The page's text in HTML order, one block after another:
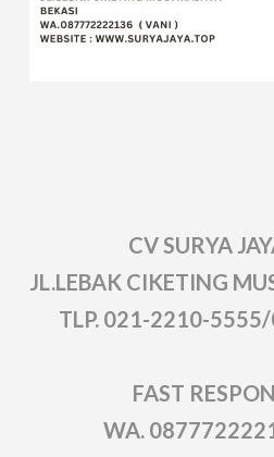
CV SURYA
JL.LEBAK CIKETING
TLP. 021-2210-
FAST
WA.